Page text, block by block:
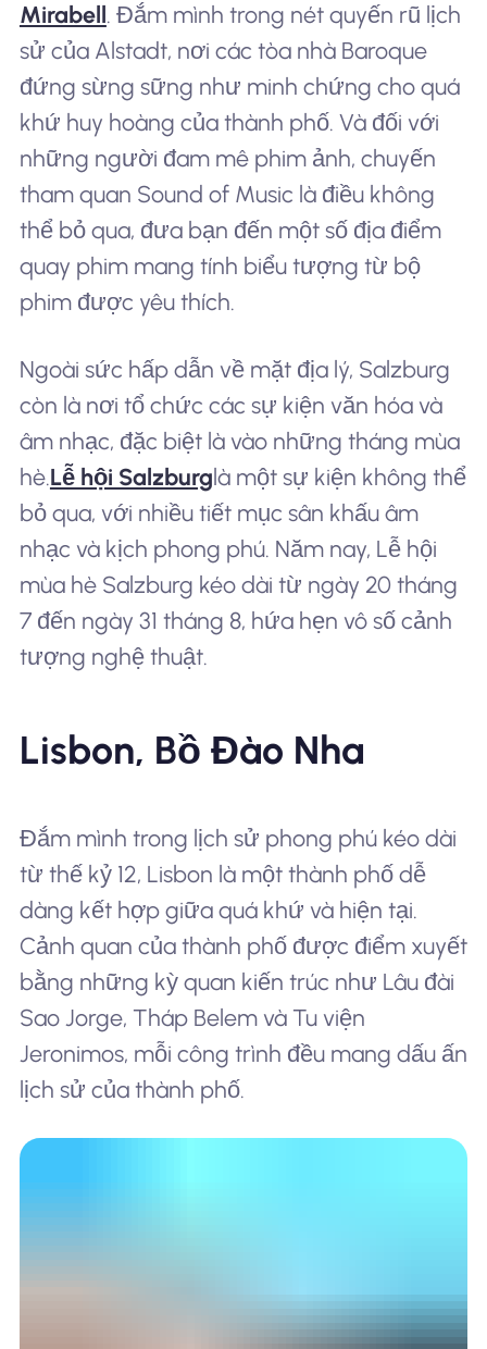
Mirabell. Đắm mình trong nét quyến rũ lịch
sử của Alstadt, nơi các tòa nhà Baroque
đứng sừng sững như minh chứng cho quá
khứ huy hoàng của thành phố. Và đối với
những người đam mê phim ảnh, chuyến
tham quan Sound of Music là điều không
thể bỏ qua, đưa bạn đến một số địa điểm
quay phim mang tính biểu tượng từ bộ
phim được yêu thích.
Ngoài sức hấp dẫn về mặt địa lý, Salzburg
còn là nơi tổ chức các sự kiện văn hóa và
âm nhạc, đặc biệt là vào những tháng mùa
hè.Lễ hội Salzburglà một sự kiện không thể
bỏ qua, với nhiều tiết mục sân khấu âm
nhạc và kịch phong phú. Năm nay, Lễ hội
mùa hè Salzburg kéo dài từ ngày 20 tháng
7 đến ngày 31 tháng 8, hứa hẹn vô số cảnh
tượng nghệ thuật.
Lisbon, Bồ Đào Nha
Đắm mình trong lịch sử phong phú kéo dài
từ thế kỷ 12, Lisbon là một thành phố dễ
dàng kết hợp giữa quá khứ và hiện tại.
Cảnh quan của thành phố được điểm xuyết
bằng những kỳ quan kiến trúc như Lâu đài
Sao Jorge, Tháp Belem và Tu viện
Jeronimos, mỗi công trình đều mang dấu ấn
lịch sử của thành phố.